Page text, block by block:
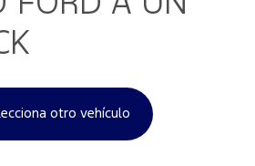
otro vehículo